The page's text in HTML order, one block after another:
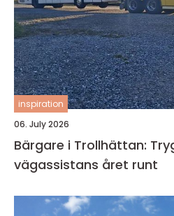
inspiration
06. July 2026
Bärgare i Trollhättan:
vägassistans året runt